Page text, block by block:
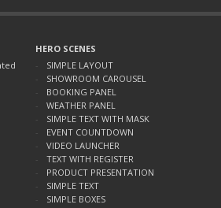
HERO SCENES
SIMPLE LAYOUT
SHOWROOM CAROUSEL
BOOKING PANEL
WEATHER PANEL
SIMPLE TEXT WITH MASK
EVENT COUNTDOWN
VIDEO LAUNCHER
TEXT WITH REGISTER
PRODUCT PRESENTATION
SIMPLE TEXT
SIMPLE BOXES